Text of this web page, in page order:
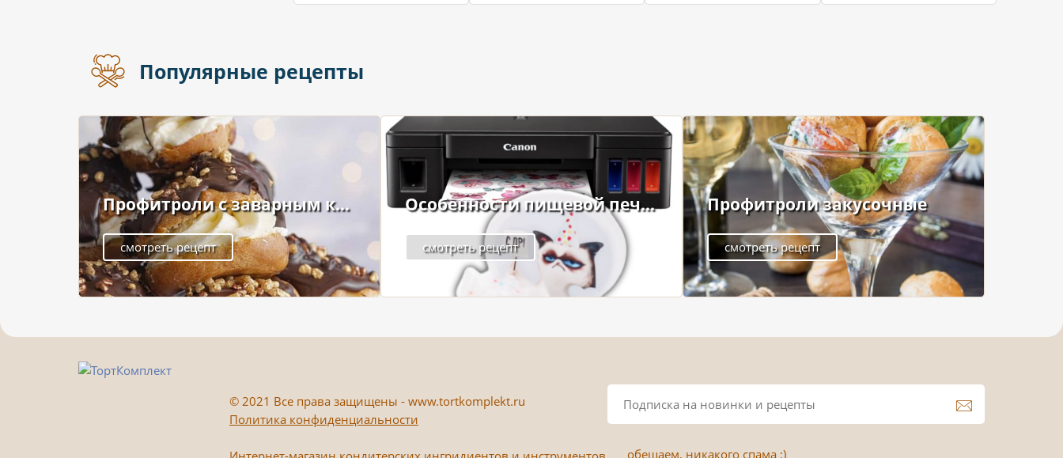
Популярные рецепты
Профитроли с заварным к...
смотреть рецепт
Особенности пищевой печ...
смотреть рецепт
Профитроли закусочные
смотреть рецепт
© 2021 Все права защищены - www.tortkomplekt.ru
Политика конфиденциальности
обещаем, никакого спама :)